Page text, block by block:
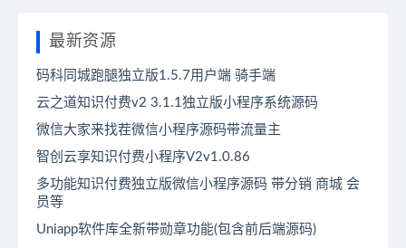
最新资源
码科同城跑腿独立版1.5.7用户端 骑手端
云之道知识付费v2 3.1.1独立版小程序系统源码
微信大家来找茬微信小程序源码带流量主
智创云享知识付费小程序V2v1.0.86
多功能知识付费独立版微信小程序源码 带分销 商城 会
员等
Uniapp软件库全新带勋章功能(包含前后端源码)